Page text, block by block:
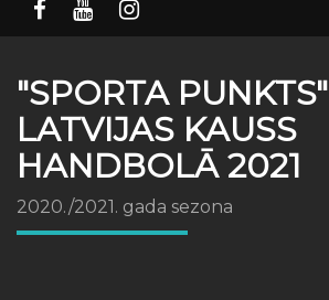
"SPORTA PUNKTS"
LATVIJAS KAUSS
HANDBOLĀ 2021
2020./2021. gada sezona